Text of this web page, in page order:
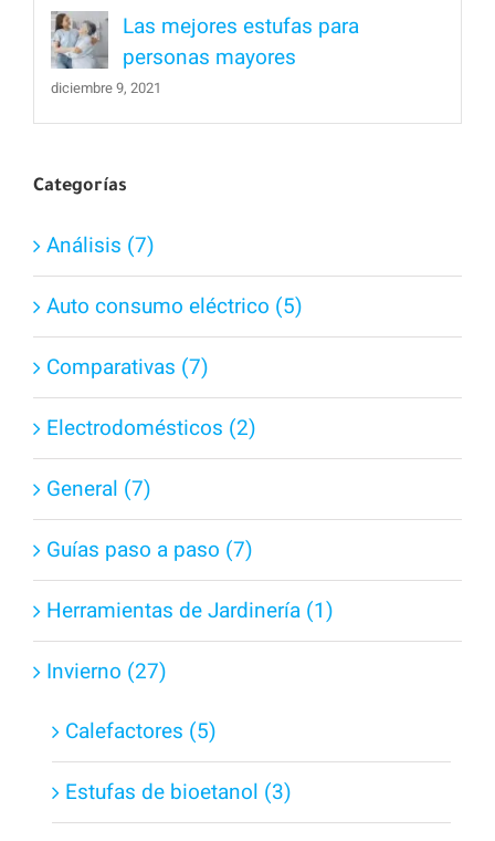
Las mejores estufas para
personas mayores
diciembre 9, 2021
Categorías
Análisis (7)
Auto consumo eléctrico (5)
Comparativas (7)
Electrodomésticos (2)
General (7)
Guías paso a paso (7)
Herramientas de Jardinería (1)
Invierno (27)
Calefactores (5)
Estufas de bioetanol (3)